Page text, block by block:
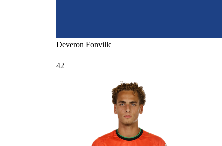
Deveron Fonville
42